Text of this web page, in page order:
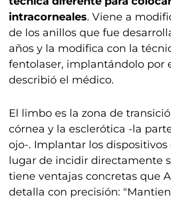
intracorneales. Viene a
de los anillos que fue
años y la modifica con la
fentolaser, implantándolo por
describió el médico.
El limbo es la zona de
córnea y la esclerótica -la
ojo-. Implantar los dispositivos
lugar de incidir directamente
tiene ventajas concretas que
detalla con precisión: